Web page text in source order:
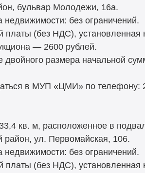
бульвар Молодежи, 16а.
без ограничений.
(без НДС), установленная
— 2600 рублей.
двойного размера начальной
в МУП «ЦМИ» по телефону:
кв. м, расположенное в
район, ул. Первомайская, 106.
без ограничений.
(без НДС), установленная